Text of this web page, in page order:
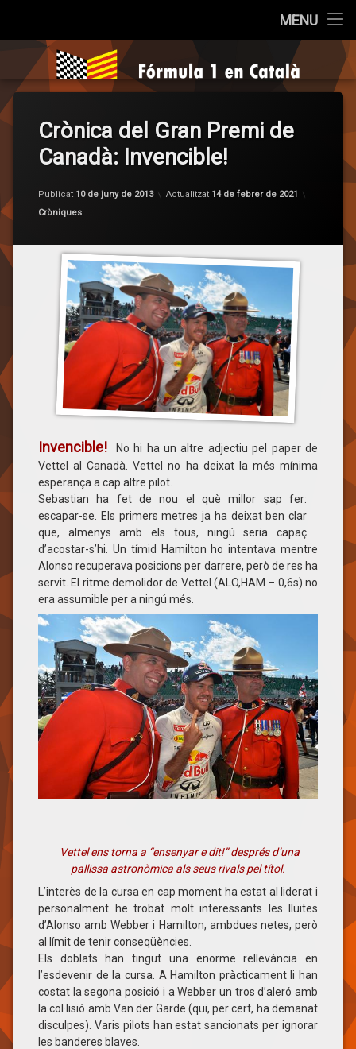
MENU
Qui som?
Cròniques
La Pregunta
Entrevistes
Sèries
contingut
Fórmula 1
Crònica del Gran Premi de
Canadà: Invencible!
Publicat 10 de juny de 2013 Actualitzat 14 de febrer de 2021
Categories:
Cròniques
Invencible! No hi ha un altre adjectiu pel paper de
Vettel al Canadà. Vettel no ha deixat la més mínima
esperança a cap altre pilot.
Sebastian ha fet de nou el què millor sap fer:
escapar-se. Els primers metres ja ha deixat ben clar
que, almenys amb els tous, ningú seria capaç
d’acostar-s’hi. Un tímid Hamilton ho intentava mentre
Alonso recuperava posicions per darrere, però de res ha
servit. El ritme demolidor de Vettel (ALO,HAM – 0,6s) no
era assumible per a ningú més.
Vettel ens torna a “ensenyar e dit!” després d’una
pallissa astronòmica als seus rivals pel títol.
L’interès de la cursa en cap moment ha estat al liderat i
personalment he trobat molt interessants les lluites
d’Alonso amb Webber i Hamilton, ambdues netes, però
al límit de tenir conseqüències.
Els doblats han tingut una enorme rellevància en
l’esdevenir de la cursa. A Hamilton pràcticament li han
costat la segona posició i a Webber un tros d’aleró amb
la col·lisió amb Van der Garde (qui, per cert, ha demanat
disculpes). Varis pilots han estat sancionats per ignorar
les banderes blaves.